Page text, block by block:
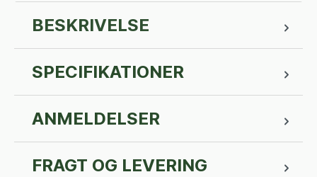
BESKRIVELSE
SPECIFIKATIONER
ANMELDELSER
FRAGT OG LEVERING